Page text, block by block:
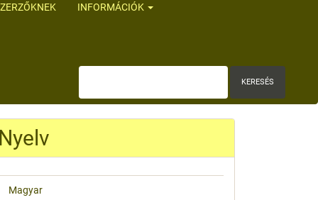
INFORMÁCIÓK
KERESÉS
Nyelv
Magyar